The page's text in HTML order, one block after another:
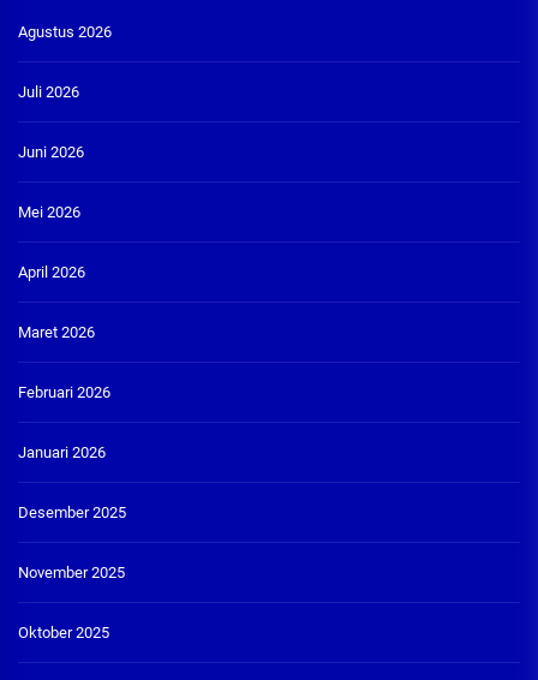
Agustus 2026
Juli 2026
Juni 2026
Mei 2026
April 2026
Maret 2026
Februari 2026
Januari 2026
Desember 2025
November 2025
Oktober 2025